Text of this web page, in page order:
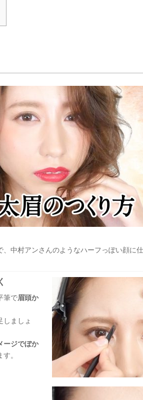
中村アンさんのようなハーフっぽい顔に仕
筆で眉頭か
しましょ
ージでぼか
。